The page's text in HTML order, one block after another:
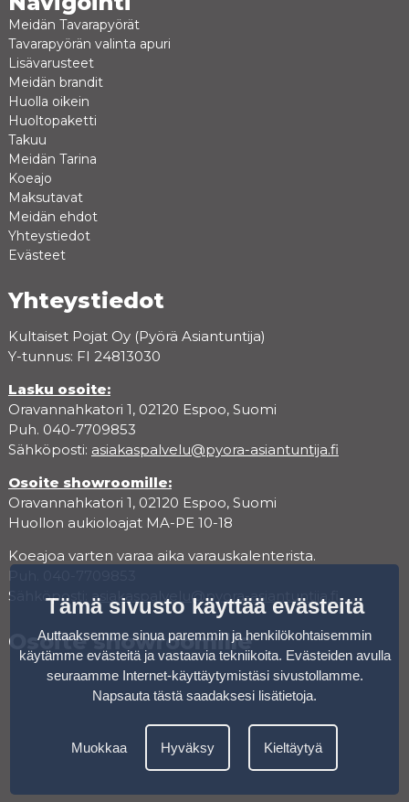
Meidän Tavarapyörät
Tavarapyörän valinta apuri
Lisävarusteet
Meidän brandit
Huolla oikein
Huoltopaketti
Takuu
Meidän Tarina
Koeajo
Maksutavat
Meidän ehdot
Yhteystiedot
Evästeet
Yhteystiedot
Kultaiset Pojat Oy (Pyörä Asiantuntija)
Y-tunnus: FI 24813030
Lasku osoite:
Oravannahkatori 1, 02120 Espoo, Suomi
Puh. 040-7709853
Sähköposti: asiakaspalvelu@pyora-asiantuntija.fi
Osoite showroomille:
Oravannahkatori 1, 02120 Espoo, Suomi
Huollon aukioloajat MA-PE 10-18
Koeajoa varten varaa aika varauskalenterista.
Sähköposti: asiakaspalvelu@pyora-asiantuntija.fi
Osoite showroomille
Tämä sivusto käyttää evästeitä
Auttaaksemme sinua paremmin ja henkilökohtaisemmin
käytämme evästeitä ja vastaavia tekniikoita. Evästeiden avulla
seuraamme Internet-käyttäytymistäsi sivustollamme.
Napsauta tästä saadaksesi lisätietoja.
Muokkaa Hyväksy Kieltäytyä